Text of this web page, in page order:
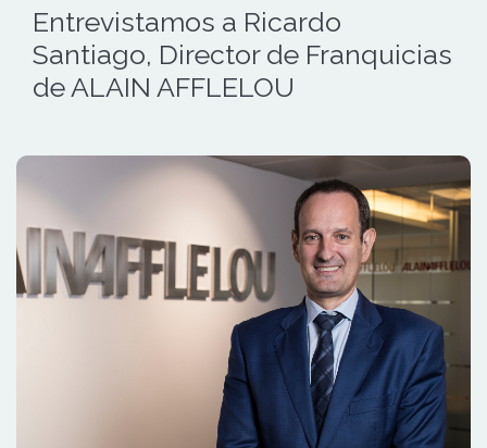
Entrevistamos a Ricardo
Santiago, Director de Franquicias
de ALAIN AFFLELOU